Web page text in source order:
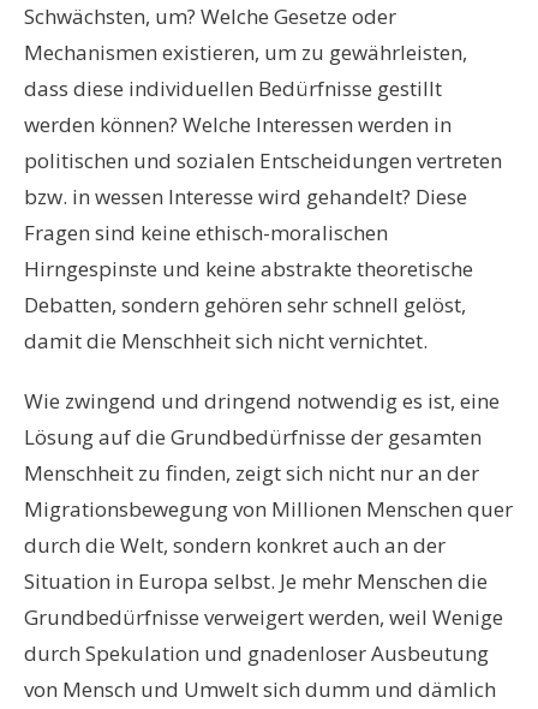
Schwächsten, um? Welche Gesetze oder
Mechanismen existieren, um zu gewährleisten,
dass diese individuellen Bedürfnisse gestillt
werden können? Welche Interessen werden in
politischen und sozialen Entscheidungen vertreten
bzw. in wessen Interesse wird gehandelt? Diese
Fragen sind keine ethisch-moralischen
Hirngespinste und keine abstrakte theoretische
Debatten, sondern gehören sehr schnell gelöst,
damit die Menschheit sich nicht vernichtet.
Wie zwingend und dringend notwendig es ist, eine
Lösung auf die Grundbedürfnisse der gesamten
Menschheit zu finden, zeigt sich nicht nur an der
Migrationsbewegung von Millionen Menschen quer
durch die Welt, sondern konkret auch an der
Situation in Europa selbst. Je mehr Menschen die
Grundbedürfnisse verweigert werden, weil Wenige
durch Spekulation und gnadenloser Ausbeutung
von Mensch und Umwelt sich dumm und dämlich